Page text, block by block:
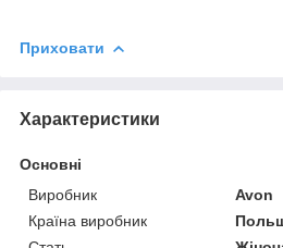
Приховати
Характеристики
Основні
Виробник
Avon
Країна виробник